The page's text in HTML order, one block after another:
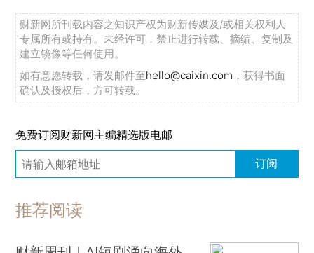
财新网所刊载内容之知识产权为财新传媒及/或相关权利人
专属所有或持有。未经许可，禁止进行转载、摘编、复制及
建立镜像等任何使用。
如有意愿转载，请发邮件至hello@caixin.com ，获得书面
确认及授权后，方可转载。
免费订阅财新网主编精选版电邮
订阅
推荐阅读